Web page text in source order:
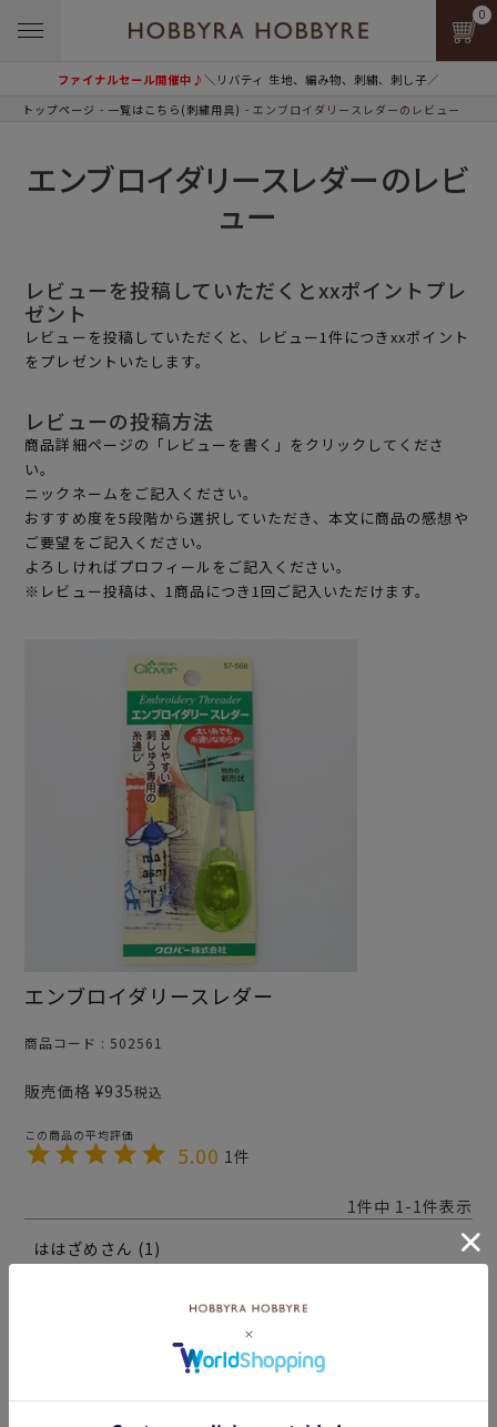
ファイナルセール開催中♪＼リバティ 生地、編み物、刺繍、刺し子／
0
トップページ 一覧はこちら(刺繍用具) エンブロイダリースレダーのレビュー
エンブロイダリースレダーのレビ
ュー
レビューを投稿していただくとxxポイントプレ
ゼント
レビューを投稿していただくと、レビュー1件につきxxポイント
をプレゼントいたします。
レビューの投稿方法
商品詳細ページの「レビューを書く」をクリックしてくださ
い。
ニックネームをご記入ください。
おすすめ度を5段階から選択していただき、本文に商品の感想や
ご要望をご記入ください。
よろしければプロフィールをご記入ください。
※レビュー投稿は、1商品につき1回ご記入いただけます。
エンブロイダリースレダー
商品コード 502561
販売価格 ¥935税込
5.00 1
1件中 1-1件表示
ははざめ
1